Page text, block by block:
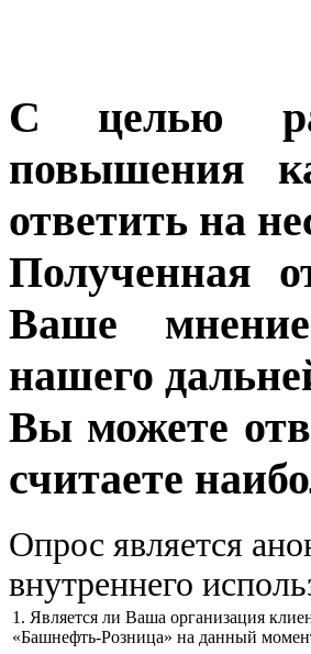
С целью
повышения
ответить на
Полученная
Ваше
нашего
Вы можете
считаете
Опрос является
внутреннего
1. Является ли Ваша организация
«Башнефть-Розница» на данный